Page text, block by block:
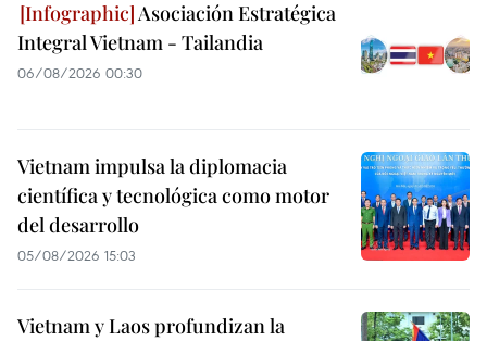
Asociación Estratégica
Integral Vietnam - Tailandia
06/08/2026 00:30
Vietnam impulsa la diplomacia
científica y tecnológica como motor
del desarrollo
05/08/2026 15:03
Vietnam y Laos profundizan la